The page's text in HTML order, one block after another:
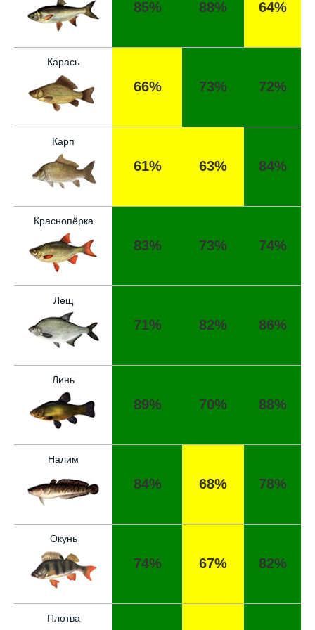
85% 88% 64%
Карась
66% 73% 72%
Карп
61% 63% 84%
Краснопёрка
83% 73% 74%
Лещ
71% 82% 86%
Линь
89% 70% 88%
Налим
84% 68% 78%
Окунь
74% 67% 82%
Плотва
Отличный прогноз клёва! Сегодня поймал
Спасибо за прогноз, сегодня уловил карпа